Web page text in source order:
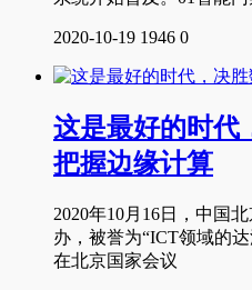
2020-10-19 1946 0
这是最好的时代
把握边缘计算
2020年10月16日，中国
办，被誉为“ICT领域的
在北京国家会议